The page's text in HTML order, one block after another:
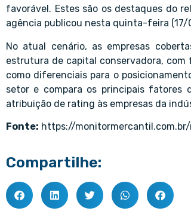
favorável. Estes são os destaques do
agência publicou nesta quinta-feira (17/
No atual cenário, as empresas
estrutura de capital conservadora,
como diferenciais para o
setor e compara os principais fatores
atribuição de rating às empresas da
Fonte: https://
Compartilhe: